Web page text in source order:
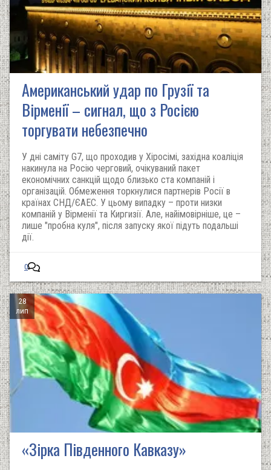
Американський удар по Грузії та
Вірменії – сигнал, що з Росією
торгувати небезпечно
У дні саміту G7, що проходив у Хіросімі, західна коаліція
накинула на Росію черговий, очікуваний пакет
економічних санкцій щодо близько ста компаній і
організацій. Обмеження торкнулися партнерів Росії в
країнах СНД/ЄАЕС. У цьому випадку – проти низки
компаній у Вірменії та Киргизії. Але, найімовірніше, це –
лише "пробна куля", після запуску якої підуть подальші
дії.
0
28
лип
«Зірка Південного Кавказу»